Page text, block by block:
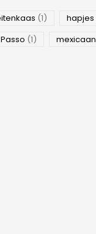
(1) hapjes
(1)